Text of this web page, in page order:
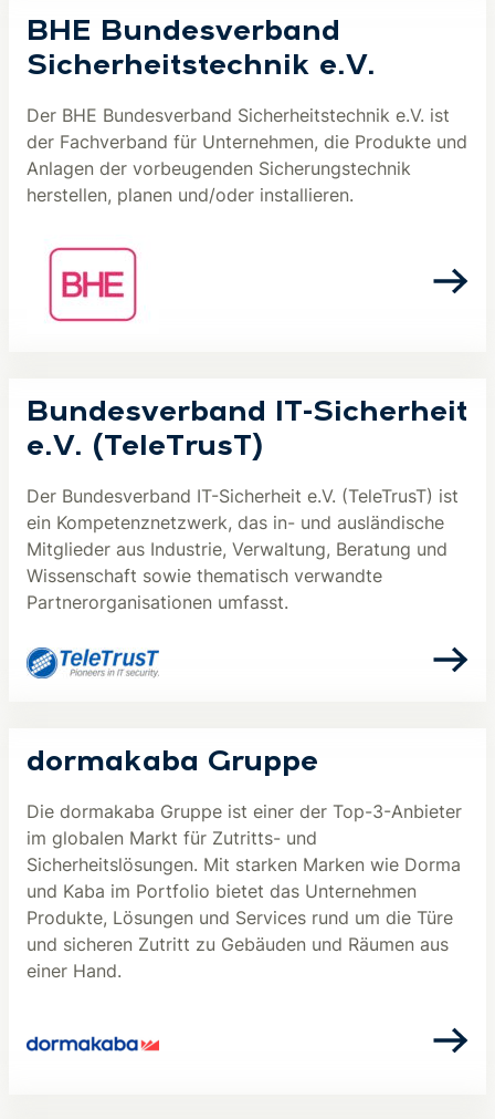
BHE Bundesverband
Sicherheitstechnik e.V.
Der BHE Bundesverband Sicherheitstechnik e.V. ist
der Fachverband für Unternehmen, die Produkte und
Anlagen der vorbeugenden Sicherungstechnik
herstellen, planen und/oder installieren.
Bundesverband IT-Sicherheit
e.V. (TeleTrusT)
Der Bundesverband IT-Sicherheit e.V. (TeleTrusT) ist
ein Kompetenznetzwerk, das in- und ausländische
Mitglieder aus Industrie, Verwaltung, Beratung und
Wissenschaft sowie thematisch verwandte
Partnerorganisationen umfasst.
dormakaba Gruppe
Die dormakaba Gruppe ist einer der Top-3-Anbieter
im globalen Markt für Zutritts- und
Sicherheitslösungen. Mit starken Marken wie Dorma
und Kaba im Portfolio bietet das Unternehmen
Produkte, Lösungen und Services rund um die Türe
und sicheren Zutritt zu Gebäuden und Räumen aus
einer Hand.